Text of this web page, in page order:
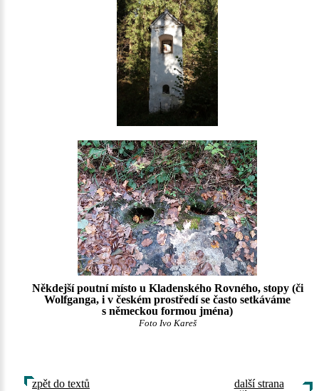
Někdejší poutní místo u Kladenského Rovného, stopy (či
Wolfganga, i v českém prostředí se často setkáváme
s německou formou jména)
Foto Ivo Kareš
zpět do textů
další strana